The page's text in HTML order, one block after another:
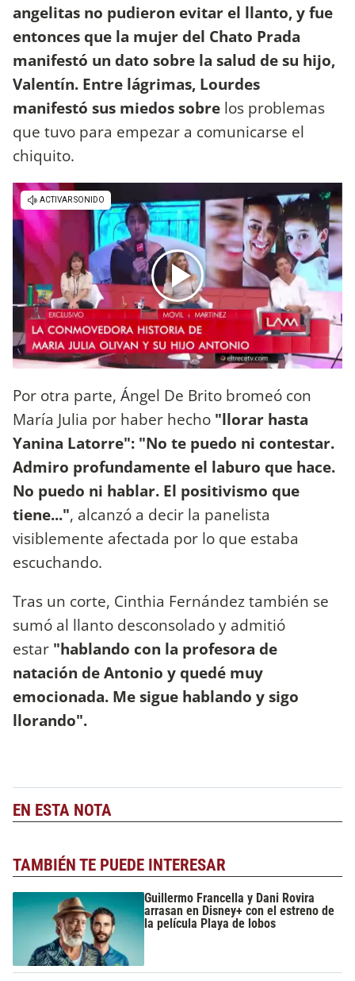
angelitas no pudieron evitar el llanto, y fue
entonces que la mujer del Chato Prada
manifestó un dato sobre la salud de su hijo,
Valentín. Entre lágrimas, Lourdes
manifestó sus miedos sobre los problemas
que tuvo para empezar a comunicarse el
chiquito.
Por otra parte, Ángel De Brito bromeó con
María Julia por haber hecho "llorar hasta
Yanina Latorre": "No te puedo ni contestar.
Admiro profundamente el laburo que hace.
No puedo ni hablar. El positivismo que
tiene...", alcanzó a decir la panelista
visiblemente afectada por lo que estaba
escuchando.
Tras un corte, Cinthia Fernández también se
sumó al llanto desconsolado y admitió
estar "hablando con la profesora de
natación de Antonio y quedé muy
emocionada. Me sigue hablando y sigo
llorando".
EN ESTA NOTA
TAMBIÉN TE PUEDE INTERESAR
Guillermo Francella y Dani Rovira
arrasan en Disney+ con el estreno de
la película Playa de lobos